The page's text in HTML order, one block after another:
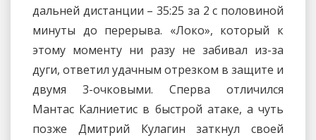
дальней дистанции – 35:25 за 2 с половиной
минуты до перерыва. «Локо», который к
этому моменту ни разу не забивал из-за
дуги, ответил удачным отрезком в защите и
двумя 3-очковыми. Сперва отличился
Мантас Калниетис в быстрой атаке, а чуть
позже Дмитрий Кулагин заткнул своей